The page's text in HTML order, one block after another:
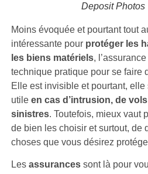
Deposit Photos
Moins évoquée et pourtant tout
intéressante pour protéger les
les biens matériels,
technique pratique pour se faire
Elle est invisible et pourtant, elle
utileen cas d’intrusion, de
sinistres. Toutefois, mieux vaut
de bien les choisir et surtout, de
choses que vous désirez
Les assurances sont là pour